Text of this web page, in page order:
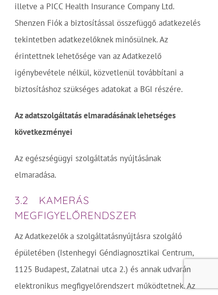
illetve a PICC Health Insurance Company Ltd.
Shenzen Fiók a biztosítással összefüggő adatkezelés
tekintetben adatkezelőknek minősülnek. Az
érintettnek lehetősége van az Adatkezelő
igénybevétele nélkül, közvetlenül továbbítani a
biztosításhoz szükséges adatokat a BGI részére.
Az adatszolgáltatás elmaradásának lehetséges
következményei
Az egészségügyi szolgáltatás nyújtásának
elmaradása.
3.2 KAMERÁS
MEGFIGYELŐRENDSZER
Az Adatkezelők a szolgáltatásnyújtásra szolgáló
épületében (Istenhegyi Géndiagnosztikai Centrum,
1125 Budapest, Zalatnai utca 2.) és annak udvarán
elektronikus megfigyelőrendszert működtetnek. Az